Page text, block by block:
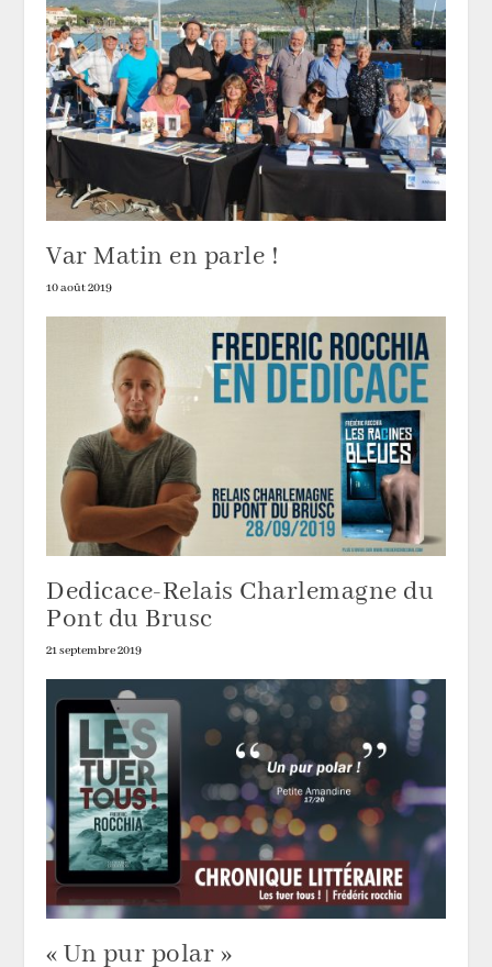
Var Matin en parle !
10 août 2019
Dedicace-Relais Charlemagne du
Pont du Brusc
21 septembre 2019
« Un pur polar »